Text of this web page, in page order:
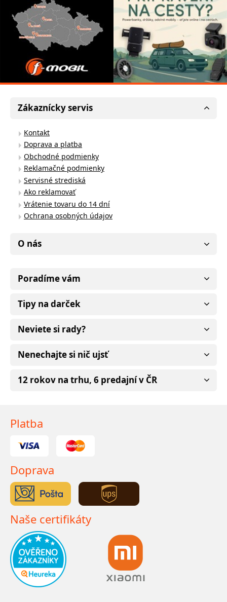
Zákaznícky servis
Kontakt
Doprava a platba
Obchodné podmienky
Reklamačné podmienky
Servisné strediská
Ako reklamovať
Vrátenie tovaru do 14 dní
Ochrana osobných údajov
O nás
Poradíme vám
Tipy na darček
Neviete si rady?
Nenechajte si nič ujsť
12 rokov na trhu, 6 predajní v ČR
Platba
Doprava
Naše certifikáty